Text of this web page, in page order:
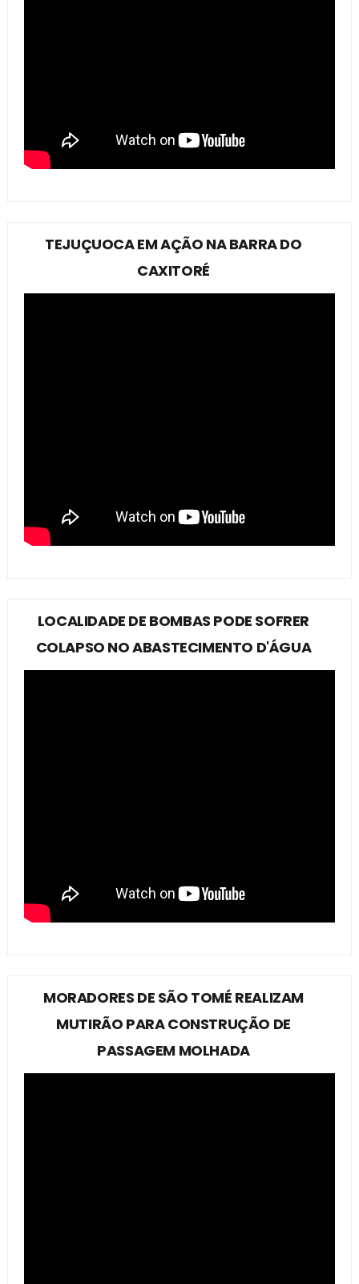
TEJUÇUOCA EM AÇÃO NA BARRA DO
CAXITORÉ
LOCALIDADE DE BOMBAS PODE SOFRER
COLAPSO NO ABASTECIMENTO D'ÁGUA
MORADORES DE SÃO TOMÉ REALIZAM
MUTIRÃO PARA CONSTRUÇÃO DE
PASSAGEM MOLHADA